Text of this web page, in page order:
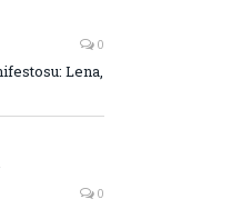
0
Lena,
0